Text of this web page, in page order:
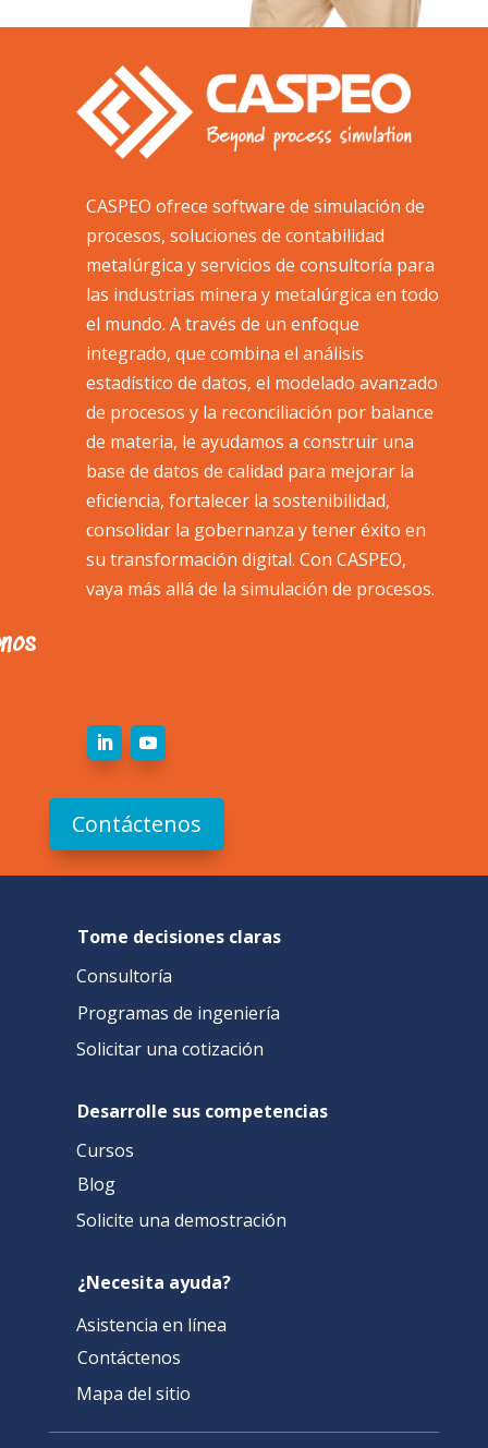
CASPEO ofrece software de simulación de
procesos, soluciones de contabilidad
metalúrgica y servicios de consultoría para
las industrias minera y metalúrgica en todo
el mundo. A través de un enfoque
integrado, que combina el análisis
estadístico de datos, el modelado avanzado
de procesos y la reconciliación por balance
de materia, le ayudamos a construir una
base de datos de calidad para mejorar la
eficiencia, fortalecer la sostenibilidad,
consolidar la gobernanza y tener éxito en
su transformación digital. Con CASPEO,
vaya más allá de la simulación de procesos.
Contáctenos
Tome decisiones claras
Consultoría
Programas de ingeniería
Solicitar una cotización
Desarrolle sus competencias
Cursos
Blog
Solicite una demostración
¿Necesita ayuda?
Asistencia en línea
Contáctenos
Mapa del sitio